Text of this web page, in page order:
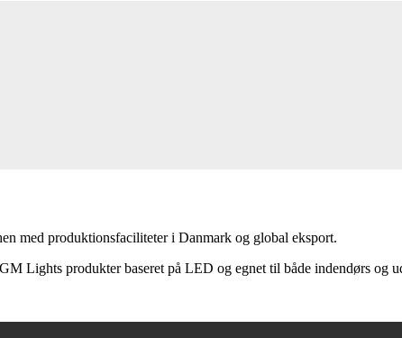
med produktionsfaciliteter i Danmark og global eksport.
Lights produkter baseret på LED og eg­net til både indendørs og